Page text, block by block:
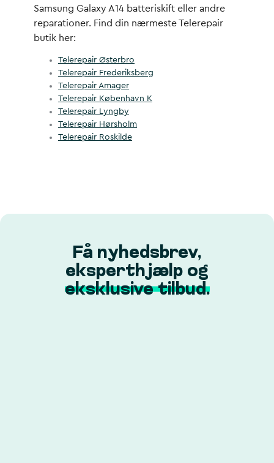
Samsung Galaxy A14 batteriskift eller andre
reparationer. Find din nærmeste Telerepair
butik her:
Telerepair Østerbro
Telerepair Frederiksberg
Telerepair Amager
Telerepair København K
Telerepair Lyngby
Telerepair Hørsholm
Telerepair Roskilde
Få nyhedsbrev,
eksperthjælp og
eksklusive tilbud.